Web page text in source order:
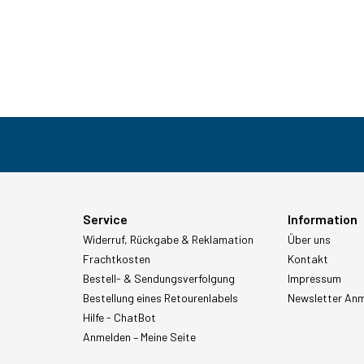
Service
Widerruf, Rückgabe & Reklamation
Frachtkosten
Bestell- & Sendungsverfolgung
Bestellung eines Retourenlabels
Hilfe - ChatBot
Anmelden – Meine Seite
Information
Über uns
Kontakt
Impressum
Newsletter